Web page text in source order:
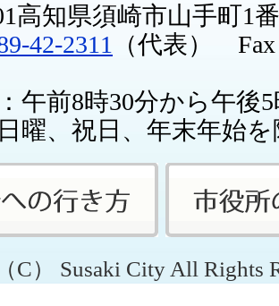
高知県須崎市山手町1
42-2311
（代表） Fax
午前8時30分から午後
日曜、祝日、年末年始
C） Susaki City All Rights